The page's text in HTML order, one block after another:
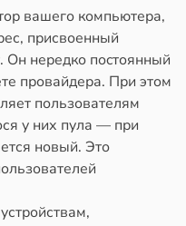
вашего компьютера,
присвоенный
Он нередко поcтоянный
провайдера. При этом
пользователям
у них пула — при
новый. Это